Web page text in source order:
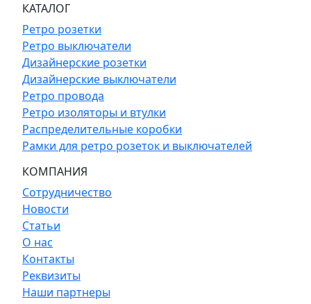
КАТАЛОГ
Ретро розетки
Ретро выключатели
Дизайнерские розетки
Дизайнерские выключатели
Ретро провода
Ретро изоляторы и втулки
Распределительные коробки
Рамки для ретро розеток и выключателей
КОМПАНИЯ
Сотрудничество
Новости
Статьи
О нас
Контакты
Реквизиты
Наши партнеры